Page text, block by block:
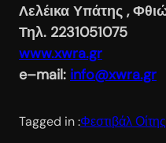
Λελέικα Υπάτης ,
Τηλ. 2231051075
www.xwra.gr
e–mail: info@xwra.gr
Tagged in :Φεστιβάλ Οίτης